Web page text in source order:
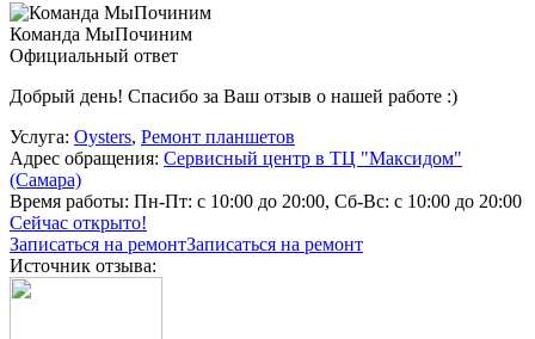
Команда МыПочиним
Официальный ответ
Добрый день! Спасибо за Ваш отзыв о нашей работе :)
Услуга: Oysters, Ремонт планшетов
Адрес обращения: Сервисный центр в ТЦ "Максидом"
(Самара)
Время работы: Пн-Пт: с 10:00 до 20:00, Сб-Вс: с 10:00 до 20:00
Сейчас открыто!
Записаться на ремонтЗаписаться на ремонт
Источник отзыва: